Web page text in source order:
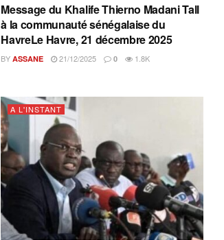
A L'INSTANT
Message du Khalife Thierno Madani Tall
à la communauté sénégalaise du
HavreLe Havre, 21 décembre 2025
BY ASSANE 21/12/2025 0 1.8K
A L'INSTANT